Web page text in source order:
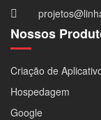
Nossos
Criação de
Hospedagem
Google